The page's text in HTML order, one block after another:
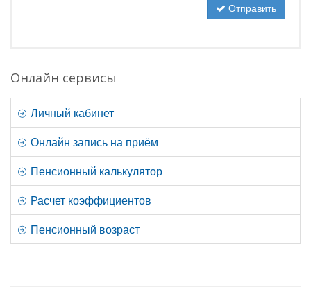
Отправить
Онлайн сервисы
Личный кабинет
Онлайн запись на приём
Пенсионный калькулятор
Расчет коэффициентов
Пенсионный возраст